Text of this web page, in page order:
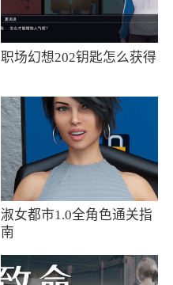
职场幻想202钥匙怎么获得
淑女都市1.0全角色通关指
南